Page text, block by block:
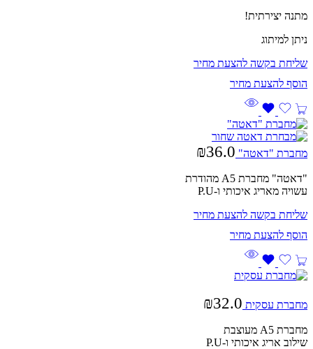
מתנה יצירתית!
ניתן למיתוג
שליחת בקשה להצעת מחיר
מחברת "דאטה" ₪36.0
"דאטה" מחברת A5 מהודרת
עשויה מאריג איכותי ו-P.U
שליחת בקשה להצעת מחיר
מחברת עסקית ₪32.0
מחברת A5 מעוצבת
שילוב אריג איכותי ו-P.U